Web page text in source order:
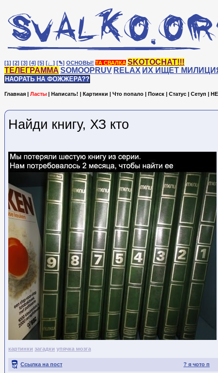
[1] [2] [3] [4] [5] [♩] [✎] ОСНОВЫ! ТА СВАЛКА SKOTOCHAT!!!
ТЕЛЕГРАММА SOMOOPRUV RELAX ИХ ИЩЕТ
НАОРАТЬ НА ФОЖЖЕРА??
Главная | Ласты | Написать! | Картинки | Что попало | Поиск | Статус | Сетуп |
Найди книгу, ХЗ кто
картинки загадки упячка мозга
? я чото п
Ссылка на пост